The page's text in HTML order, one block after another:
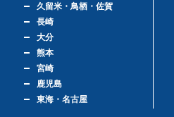
久留米・鳥栖・佐賀
長崎
大分
熊本
宮崎
鹿児島
東海・名古屋